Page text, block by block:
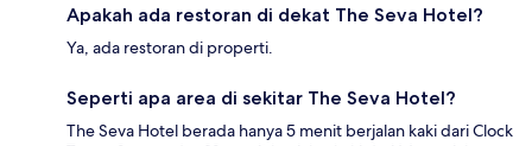
Apakah ada restoran di dekat The Seva Hotel?
Ya, ada restoran di properti.
Seperti apa area di sekitar The Seva Hotel?
The Seva Hotel berada hanya 5 menit berjalan kaki dari Clock